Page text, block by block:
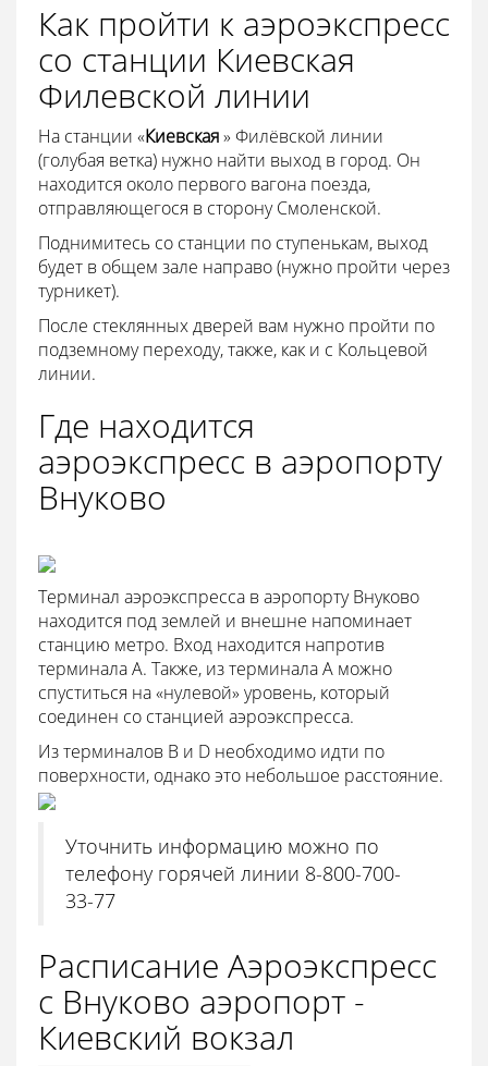
Как пройти к аэроэкспресс
со станции Киевская
Филевской линии
На станции «Киевская» Филёвской линии
(голубая ветка) нужно найти выход в город. Он
находится около первого вагона поезда,
отправляющегося в сторону Смоленской.
Поднимитесь со станции по ступенькам, выход
будет в общем зале направо (нужно пройти через
турникет).
После стеклянных дверей вам нужно пройти по
подземному переходу, также, как и с Кольцевой
линии.
Где находится
аэроэкспресс в аэропорту
Внуково
Терминал аэроэкспресса в аэропорту Внуково
находится под землей и внешне напоминает
станцию метро. Вход находится напротив
терминала A. Также, из терминала A можно
спуститься на «нулевой» уровень, который
соединен со станцией аэроэкспресса.
Из терминалов B и D необходимо идти по
поверхности, однако это небольшое расстояние.
Уточнить информацию можно по
телефону горячей линии 8-800-700-
33-77
Расписание Аэроэкспресс
с Внуково аэропорт -
Киевский вокзал